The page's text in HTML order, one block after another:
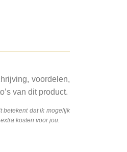
voordelen,
van dit product.
betekent dat ik mogelijk
kosten voor jou.